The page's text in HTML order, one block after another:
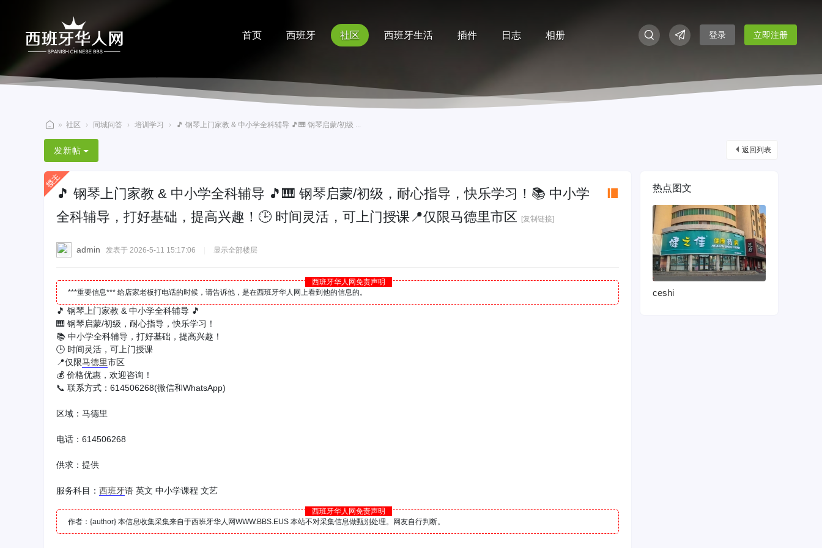
首页 西班牙 社区 西班牙生活 插件 日志 相册 登录 立即注册
西
班
牙
华
» 社区 › 同城问答 › 培训学习 › 🎵 钢琴上门家教 & 中小学全科辅导 🎵🎹 钢琴启蒙/初级 ...
返回列表
发新帖
🎵 钢琴上门家教 & 中小学全科辅导 🎵🎹 钢琴启蒙/初级，耐心指导，快乐学习！📚 中小学
全科辅导，打好基础，提高兴趣！🕒 时间灵活，可上门授课📍仅限马德里市区
[复制链接]
admin 发表于 2026-5-11 15:17:06 显示全部楼层
西班牙华人网免责声明
***重要信息*** 给店家老板打电话的时候，请告诉他，是在西班牙华人网上看到他的信息的。
🎵 钢琴上门家教 & 中小学全科辅导 🎵
🎹 钢琴启蒙/初级，耐心指导，快乐学习！
📚 中小学全科辅导，打好基础，提高兴趣！
🕒 时间灵活，可上门授课
📍仅限马德里市区
💰 价格优惠，欢迎咨询！
📞 联系方式：614506268(微信和WhatsApp)
区域：马德里
电话：614506268
供求：提供
服务科目： 西班牙语 英文 中小学课程 文艺
西班牙华人网免责声明
作者：{author} 本信息收集采集来自于西班牙华人网WWW.BBS.EUS 本站不对采集信息做甄别处理。网友自行判断。
热点图文
ceshi